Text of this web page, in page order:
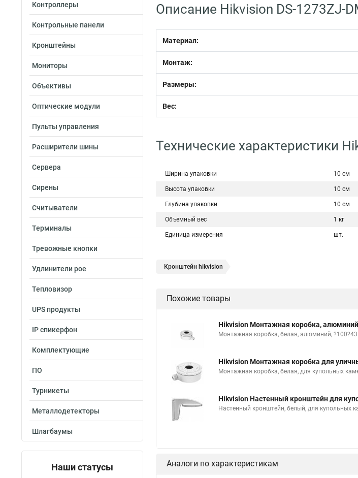
Контроллеры
Контрольные панели
Кронштейны
Мониторы
Объективы
Оптические модули
Пульты управления
Расширители шины
Сервера
Сирены
Считыватели
Терминалы
Тревожные кнопки
Удлинители poe
Тепловизор
UPS продукты
IP спикерфон
Комплектующие
ПО
Турникеты
Металлодетекторы
Шлагбаумы
Наши статусы
Описание Hikvision DS-1273ZJ-
Материал:
Монтаж:
Размеры:
Вес:
Технические характеристики
Ширина упаковки 10 см
Высота упаковки 10 см
Глубина упаковки 10 см
Объемный вес 1 кг
Единица измерения шт.
Кронштейн hikvision
Похожие товары
Hikvision Монтажная коробка,
Монтажная коробка, белая, алюминий,
Hikvision Монтажная коробка для
Монтажная коробка, белая, для купольных
Hikvision Настенный кронштейн для
Настенный кронштейн, белый, для купольных
Аналоги по характеристикам